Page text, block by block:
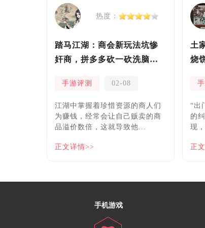
热度：
踏马江湖：商会新玩法坑惨
奸商，拼多多砍一砍洗脑夏
手游评测 02-08
​江湖中掌握着珍惜资源的商人们
为赚钱，经常会让自己贩卖的商
品溢价数倍，这就导致他...
正文详情>>
土
烧
“出
的
现
正
手机游戏